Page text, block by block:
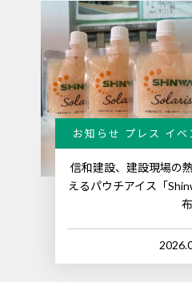
お知らせ プレス イベ
信和建設、建設現場の
えるパウチアイス「
布